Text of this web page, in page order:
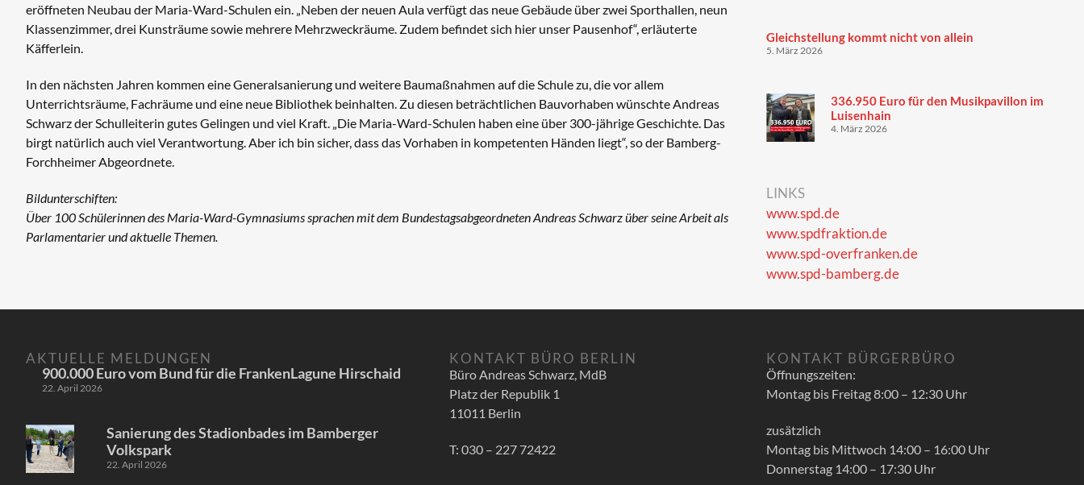
eröffneten Neubau der Maria-Ward-Schulen ein. „Neben der neuen Aula verfügt das neue Gebäude über zwei Sporthallen, neun
Klassenzimmer, drei Kunsträume sowie mehrere Mehrzweckräume. Zudem befindet sich hier unser Pausenhof“, erläuterte
Käfferlein.
In den nächsten Jahren kommen eine Generalsanierung und weitere Baumaßnahmen auf die Schule zu, die vor allem
Unterrichtsräume, Fachräume und eine neue Bibliothek beinhalten. Zu diesen beträchtlichen Bauvorhaben wünschte Andreas
Schwarz der Schulleiterin gutes Gelingen und viel Kraft. „Die Maria-Ward-Schulen haben eine über 300-jährige Geschichte. Das
birgt natürlich auch viel Verantwortung. Aber ich bin sicher, dass das Vorhaben in kompetenten Händen liegt“, so der Bamberg-
Forchheimer Abgeordnete.
Bildunterschiften:
Über 100 Schülerinnen des Maria-Ward-Gymnasiums sprachen mit dem Bundestagsabgeordneten Andreas Schwarz über seine Arbeit als
Parlamentarier und aktuelle Themen.
Gleichstellung kommt nicht von allein
5. März 2026
336.950 Euro für den Musikpavillon im
Luisenhain
4. März 2026
LINKS
www.spd.de
www.spdfraktion.de
www.spd-overfranken.de
www.spd-bamberg.de
AKTUELLE MELDUNGEN
900.000 Euro vom Bund für die FrankenLagune Hirschaid
22. April 2026
Sanierung des Stadionbades im Bamberger
Volkspark
22. April 2026
KONTAKT BÜRO BERLIN
Büro Andreas Schwarz, MdB
Platz der Republik 1
11011 Berlin
T: 030 – 227 72422
KONTAKT BÜRGERBÜRO
Öffnungszeiten:
Montag bis Freitag 8:00 – 12:30 Uhr
zusätzlich
Montag bis Mittwoch 14:00 – 16:00 Uhr
Donnerstag 14:00 – 17:30 Uhr